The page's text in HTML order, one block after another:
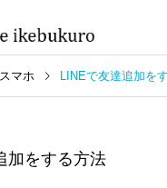
スマホ LINEで友達追加を
加をする方法